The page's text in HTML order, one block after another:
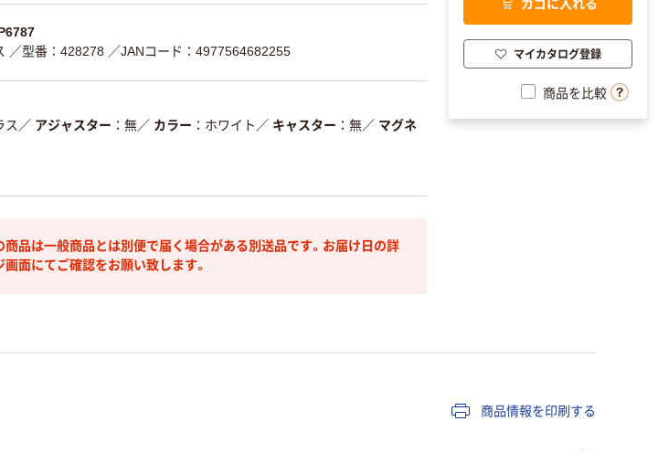
／型番：428278 ／JANコード：4977564682255
ス ／ アジャスター 無／ カラー ホワイト ／ キャスター 無／ マグネ
商品は一般商品とは別便で届く場合がある別送品です。お届け日の詳
画面にてご確認をお願い致します。
マイカタログ登録
商品を比較
商品情報を印刷する